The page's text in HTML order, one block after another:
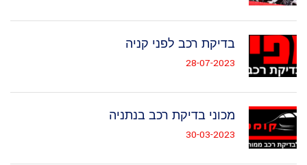
בדיקת רכב לפני קניה
28-07-2023
מכוני בדיקת רכב בנתניה
30-03-2023